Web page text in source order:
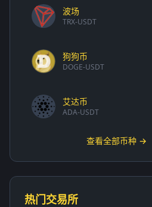
波场
TRX-USDT
狗狗币
DOGE-USDT
艾达币
ADA-USDT
查看全部币种 →
热门交易所